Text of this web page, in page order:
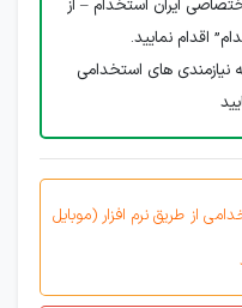
ایران استخدام – از
اقدام نمایید.
های استخدامی
از طریق نرم افزار (موبایل